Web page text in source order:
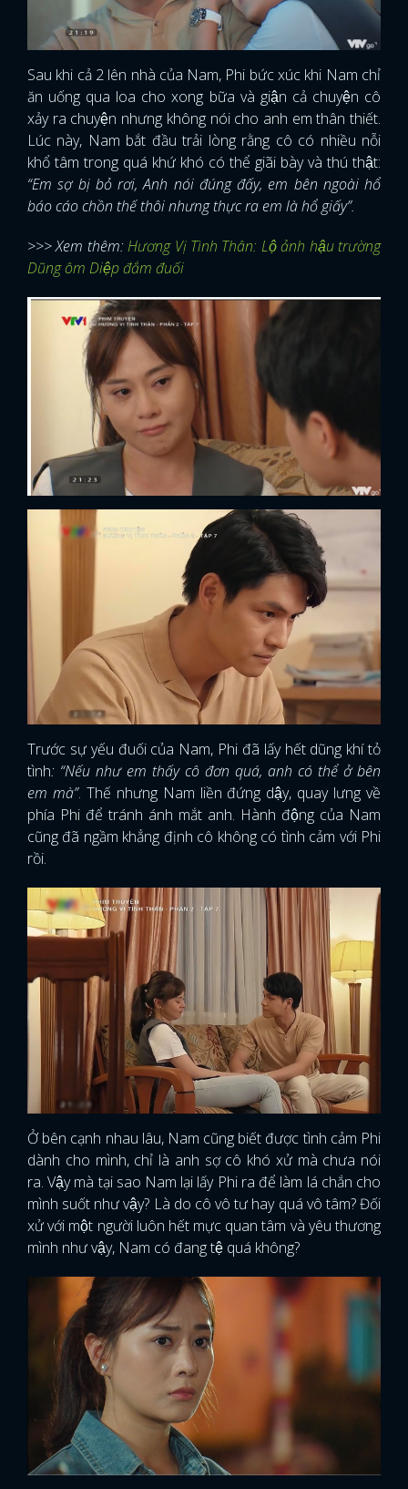
Sau khi cả 2 lên nhà của Nam, Phi bức xúc khi Nam chỉ
ăn uống qua loa cho xong bữa và giận cả chuyện cô
xảy ra chuyện nhưng không nói cho anh em thân thiết.
Lúc này, Nam bắt đầu trải lòng rằng cô có nhiều nỗi
khổ tâm trong quá khứ khó có thể giãi bày và thú thật:
“Em sợ bị bỏ rơi, Anh nói đúng đấy, em bên ngoài hổ
báo cáo chồn thế thôi nhưng thực ra em là hổ giấy”.
>>> Xem thêm:Hương Vị Tình Thân: Lộ ảnh hậu trường
Dũng ôm Diệp đắm đuối
Trước sự yếu đuối của Nam, Phi đã lấy hết dũng khí tỏ
tình: “Nếu như em thấy cô đơn quá, anh có thể ở bên
em mà”. Thế nhưng Nam liền đứng dậy, quay lưng về
phía Phi để tránh ánh mắt anh. Hành động của Nam
cũng đã ngầm khẳng định cô không có tình cảm với Phi
rồi.
Ở bên cạnh nhau lâu, Nam cũng biết được tình cảm Phi
dành cho mình, chỉ là anh sợ cô khó xử mà chưa nói
ra. Vậy mà tại sao Nam lại lấy Phi ra để làm lá chắn cho
mình suốt như vậy? Là do cô vô tư hay quá vô tâm? Đối
xử với một người luôn hết mực quan tâm và yêu thương
mình như vậy, Nam có đang tệ quá không?